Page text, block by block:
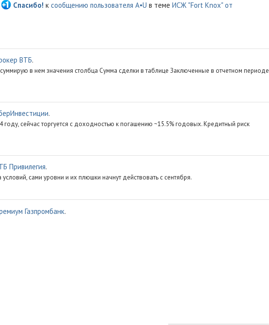
Спасибо! к сообщению пользователя A•U в теме ИСЖ "Fort Knox" от
ВТБ.
в нем значения столбца Сумма сделки в таблице Заключенные в отчетном периоде
.
году, сейчас торгуется с доходностью к погашению ~15.5% годовых. Кредитный риск
Привилегия.
условий, сами уровни и их плюшки начнут действовать с сентября.
Газпромбанк.